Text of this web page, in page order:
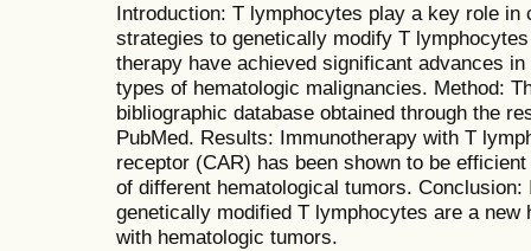
Introduction: T lymphocytes play a key role in
strategies to genetically modify T
therapy have achieved significant advances
types of hematologic malignancies. Method:
bibliographic database obtained through the
PubMed. Results: Immunotherapy with T
receptor (CAR) has been shown to be
of different hematological tumors.
genetically modified T lymphocytes are a new
with hematologic tumors.